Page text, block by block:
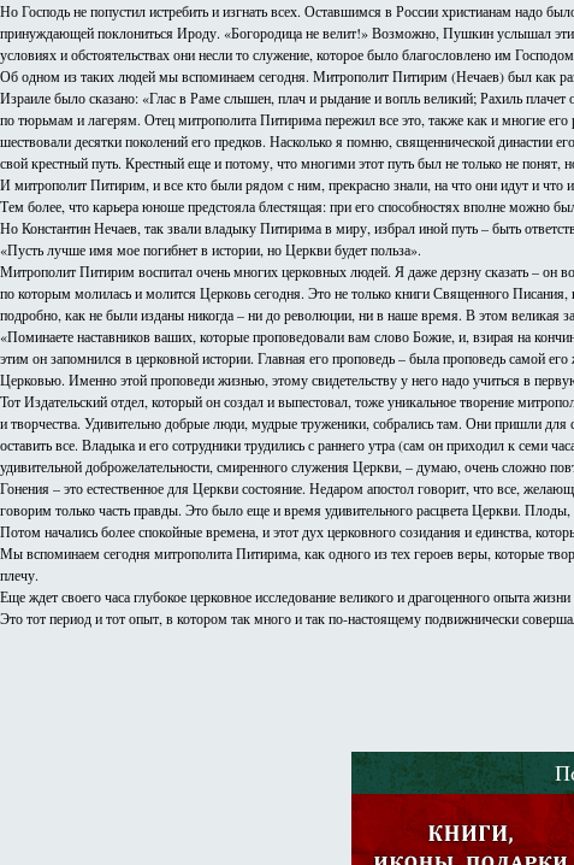
Но Господь не попустил истребить и изгнать всех. Оставшимся в России христианам надо
принуждающей поклониться Ироду. «Богородица не велит!» Возможно, Пушкин услышал
условиях и обстоятельствах они несли то служение, которое было благословлено им
Об одном из таких людей мы вспоминаем сегодня. Митрополит Питирим (Нечаев) был как
Израиле было сказано: «Глас в Раме слышен, плач и рыдание и вопль великий; Рахиль
по тюрьмам и лагерям. Отец митрополита Питирима пережил все это, также как и многие
шествовали десятки поколений его предков. Насколько я помню, священнической династии
свой крестный путь. Крестный еще и потому, что многими этот путь был не только не понят,
И митрополит Питирим, и все кто были рядом с ним, прекрасно знали, на что они идут и что
Тем более, что карьера юноше предстояла блестящая: при его способностях вполне можно
Но Константин Нечаев, так звали владыку Питирима в миру, избрал иной путь – быть
«Пусть лучше имя мое погибнет в истории, но Церкви будет польза».
Митрополит Питирим воспитал очень многих церковных людей. Я даже дерзну сказать – он
по которым молилась и молится Церковь сегодня. Это не только книги Священного
подробно, как не были изданы никогда – ни до революции, ни в наше время. В этом великая
«Поминаете наставников ваших, которые проповедовали вам слово Божие, и, взирая на
этим он запомнился в церковной истории. Главная его проповедь – была проповедь самой
Церковью. Именно этой проповеди жизнью, этому свидетельству у него надо учиться в
Тот Издательский отдел, который он создал и выпестовал, тоже уникальное творение
и творчества. Удивительно добрые люди, мудрые труженики, собрались там. Они пришли
оставить все. Владыка и его сотрудники трудились с раннего утра (сам он приходил к семи
удивительной доброжелательности, смиренного служения Церкви, – думаю, очень сложно
Гонения – это естественное для Церкви состояние. Недаром апостол говорит, что все,
говорим только часть правды. Это было еще и время удивительного расцвета Церкви.
Потом начались более спокойные времена, и этот дух церковного созидания и единства,
Мы вспоминаем сегодня митрополита Питирима, как одного из тех героев веры, которые
плечу.
Еще ждет своего часа глубокое церковное исследование великого и драгоценного опыта
Это тот период и тот опыт, в котором так много и так по-настоящему подвижнически